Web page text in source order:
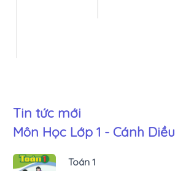
Tin tức mới
Môn Học Lớp 1 - Cánh Diều
Toán 1